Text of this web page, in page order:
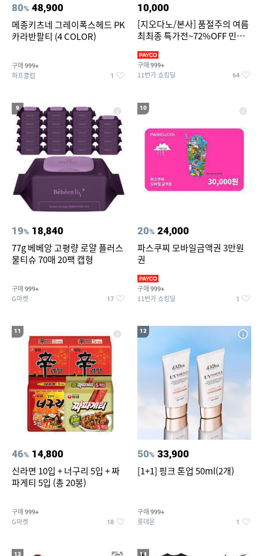
80% 48,900
메종키츠네 그레이폭스헤드 PK
카라반팔티 (4 COLOR)
구매 999+
하프클럽 1
10,000
[지오다노/본사] 품절주의 여름
최최종 특가전~72%OFF 민소
구매 999+
11번가 쇼킹딜 64
9
19% 18,840
77g 베베앙 고평량 로얄 플러스
물티슈 70매 20팩 캡형
구매 999+
G마켓 17
10
20% 24,000
파스쿠찌 모바일금액권 3만원
권
구매 999+
11번가 쇼킹딜 1
11
46% 14,800
신라면 10입 + 너구리 5입 + 짜
파게티 5입 (총 20봉)
구매 999+
G마켓 18
12
50% 33,900
[1+1] 핑크 톤업 50ml(2개)
구매 999+
롯데온 1
13 14